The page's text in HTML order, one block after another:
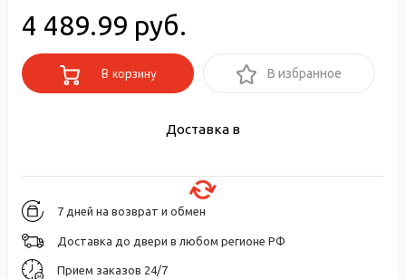
4 489.99 руб.
В корзину В избранное
Доставка в
7 дней на возврат и обмен
Доставка до двери в любом регионе РФ
Прием заказов 24/7